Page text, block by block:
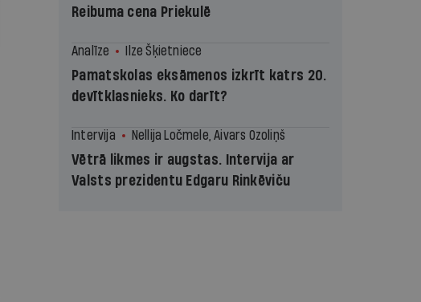
Reibuma cena Priekulē
Analīze Ilze Šķietniece
Pamatskolas eksāmenos izkrīt katrs 20.
devītklasnieks. Ko darīt?
Intervija Nellija Ločmele, Aivars Ozoliņš
Vētrā likmes ir augstas. Intervija ar
Valsts prezidentu Edgaru Rinkēviču